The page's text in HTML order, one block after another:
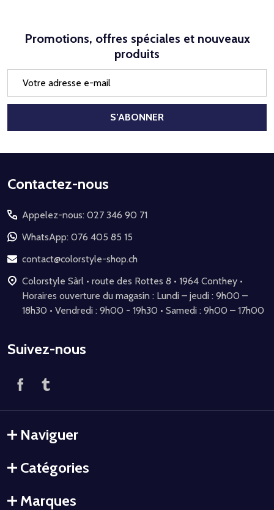
Promotions, offres spéciales et nouveaux
produits
mail
S’ABONNER
Début
pied
de
page
Contactez-nous
Appelez-nous: 027 346 90 71
WhatsApp: 076 405 85 15
contact@colorstyle-shop.ch
Colorstyle Sàrl • route des Rottes 8 • 1964 Conthey •
Horaires ouverture du magasin : Lundi – jeudi : 9h00 –
18h30 • Vendredi : 9h00 - 19h30 • Samedi : 9h00 – 17h00
Suivez-nous
Naviguer
Catégories
Marques